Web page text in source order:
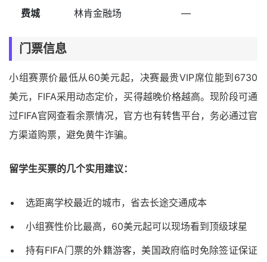
费城 林肯金融场 —
门票信息
小组赛票价最低从60美元起，决赛最贵VIP席位能到6730
美元，FIFA采用动态定价，买得越晚价格越高。现阶段可通
过FIFA官网查看余票情况，官方也有转售平台，务必通过官
方渠道购票，避免黄牛诈骗。
留学生买票的几个实用建议：
选距离学校最近的城市，省去长途交通成本
小组赛性价比最高，60美元起可以现场看到顶级球星
持有FIFA门票的外籍游客，美国政府临时免除签证保证